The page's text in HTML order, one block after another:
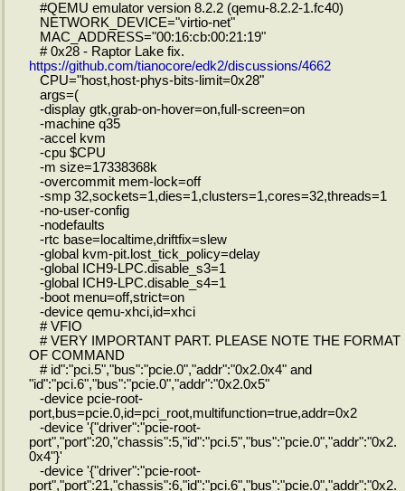
#QEMU emulator version 8.2.2 (qemu-8.2.2-1.fc40)
NETWORK_DEVICE="virtio-net"
MAC_ADDRESS="00:16:cb:00:21:19"
# 0x28 - Raptor Lake fix.
https://github.com/tianocore/edk2/discussions/4662
CPU="host,host-phys-bits-limit=0x28"
args=(
-display gtk,grab-on-hover=on,full-screen=on
-machine q35
-accel kvm
-cpu $CPU
-m size=17338368k
-overcommit mem-lock=off
-smp 32,sockets=1,dies=1,clusters=1,cores=32,threads=1
-no-user-config
-nodefaults
-rtc base=localtime,driftfix=slew
-global kvm-pit.lost_tick_policy=delay
-global ICH9-LPC.disable_s3=1
-global ICH9-LPC.disable_s4=1
-boot menu=off,strict=on
-device qemu-xhci,id=xhci
# VFIO
# VERY IMPORTANT PART. PLEASE NOTE THE FORMAT
OF COMMAND
# id":"pci.5","bus":"pcie.0","addr":"0x2.0x4" and
"id":"pci.6","bus":"pcie.0","addr":"0x2.0x5"
-device pcie-root-
port,bus=pcie.0,id=pci_root,multifunction=true,addr=0x2
-device '{"driver":"pcie-root-
port","port":20,"chassis":5,"id":"pci.5","bus":"pcie.0","addr":"0x2.
0x4"}'
-device '{"driver":"pcie-root-
port","port":21,"chassis":6,"id":"pci.6","bus":"pcie.0","addr":"0x2.